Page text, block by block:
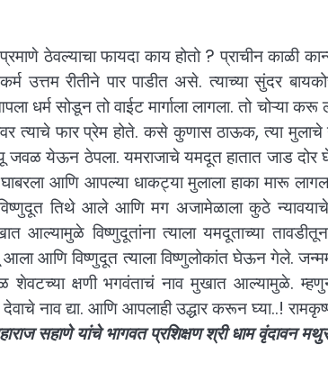
प्रमाणे ठेवल्याचा फायदा काय होतो ? प्राचीन
उत्तम रीतीने पार पाडीत असे. त्याच्या सुंदर
धर्म सोडून तो वाईट मार्गाला लागला. तो चोऱ्या
त्याचे फार प्रेम होते. कसे कुणास ठाऊक, त्या मुलाचे
जवळ येऊन ठेपला. यमराजाचे यमदूत हातात जाड
आणि आपल्या धाकट्या मुलाला हाका मारू
तिथे आले आणि मग अजामेळाला कुठे
आल्यामुळे विष्णुदूतांना त्याला यमदूताच्या
आणि विष्णुदूत त्याला विष्णुलोकांत घेऊन गेले.
शेवटच्या क्षणी भगवंताचं नाव मुखात आल्यामुळे.
देवाचे नाव द्या. आणि आपलाही उद्धार करून घ्या..!
सहाणे यांचे भागवत प्रशिक्षण श्री धाम